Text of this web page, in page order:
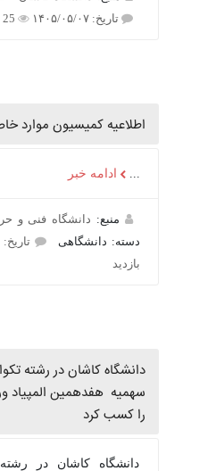
تاریخ: ۱۴۰۵/۰۵/۰۷
25 بازدید
اطلاعیه کمیسیون موارد خاص
ادامه خبر
منبع:دانشگاه فنی و حرفه ای
دسته: دانشگاهی
تاریخ: ۱۴۰۵/۰۵/۰۷
دانشگاه کاشان در رشته تکواندو
سهمیه هفدهمین المپیاد ورزشی
را کسب کرد
دانشگاه کاشان در رشته